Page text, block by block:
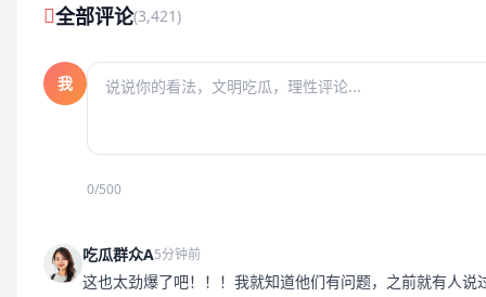
全部评论(3,421)
我
0/500
吃瓜群众A5分钟前
这也太劲爆了吧！！！我就知道他们有问题，之前就有人说